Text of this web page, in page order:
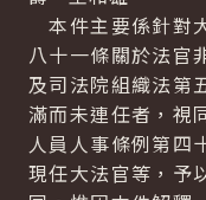
本件主要係針對
八十一條關於法官
及司法院組織法第
滿而未連任者，視
人員人事條例第四
現任大法官等，予